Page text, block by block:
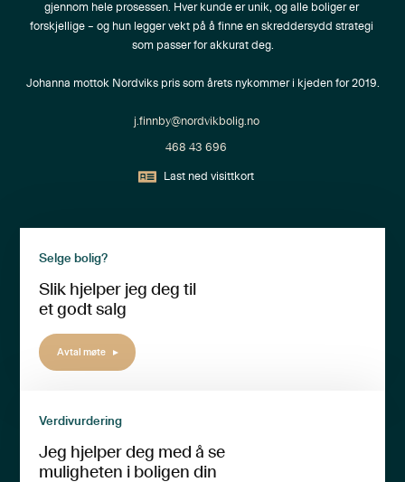
gjennom hele prosessen. Hver kunde er unik, og alle boliger er
forskjellige – og hun legger vekt på å finne en skreddersydd strategi
som passer for akkurat deg.
Johanna mottok Nordviks pris som årets nykommer i kjeden for 2019.
j.finnby@nordvikbolig.no
468 43 696
Last ned visittkort
Selge bolig?
Slik hjelper jeg deg til
et godt salg
Avtal møte
Verdivurdering
Jeg hjelper deg med å se
muligheten i boligen din